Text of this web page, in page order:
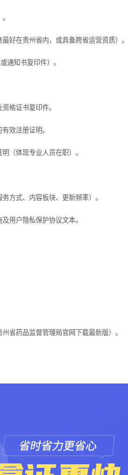
在贵州省内，或具备跨省运营资质）。
知书复印件）。
格证书复印件。
效注册证明。
（体现专业人员在职）。
式、内容板块、更新频率）。
用户隐私保护协议文本。
药品监督管理局官网下载最新版）。